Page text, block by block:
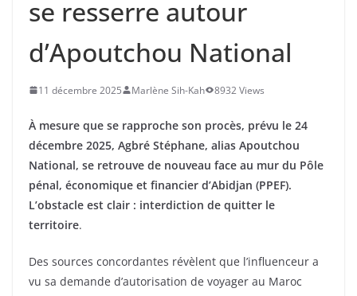
se resserre autour
d’Apoutchou National
11 décembre 2025 Marlène Sih-Kah 8932 Views
À mesure que se rapproche son procès, prévu le 24
décembre 2025, Agbré Stéphane, alias Apoutchou
National, se retrouve de nouveau face au mur du Pôle
pénal, économique et financier d’Abidjan (PPEF).
L’obstacle est clair : interdiction de quitter le
territoire.
Des sources concordantes révèlent que l’influenceur a
vu sa demande d’autorisation de voyager au Maroc